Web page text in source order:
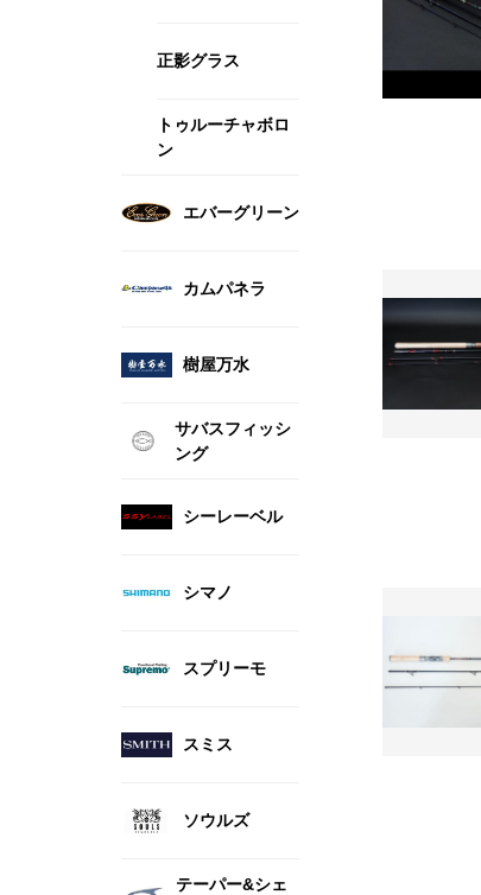
正影グラス
トゥルーチャボロ
ン
エバーグリーン
カムパネラ
樹屋万水
サバスフィッシ
ング
シーレーベル
シマノ
スプリーモ
スミス
ソウルズ
テーパー&シェ